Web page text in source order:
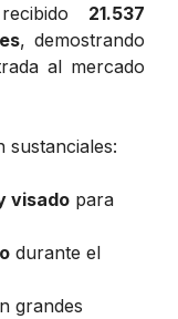
21.537
, demostrando
al mercado
sustanciales:
visado para
durante el
grandes